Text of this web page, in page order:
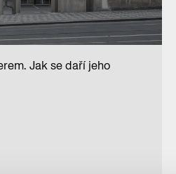
Jak se daří jeho